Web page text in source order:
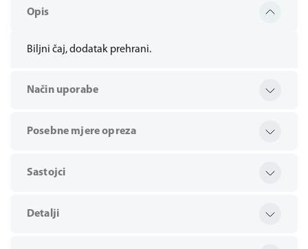
Opis
Biljni čaj, dodatak prehrani.
Način uporabe
Posebne mjere opreza
Sastojci
Detalji